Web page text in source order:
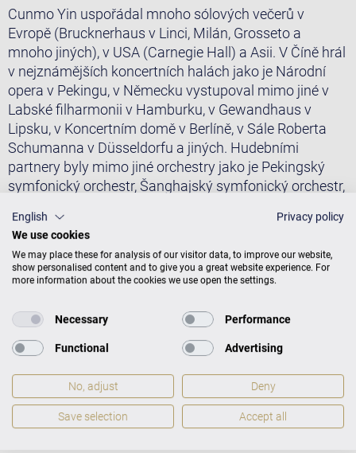
Cunmo Yin uspořádal mnoho sólových večerů v
Evropě (Brucknerhaus v Linci, Milán, Grosseto a
mnoho jiných), v USA (Carnegie Hall) a Asii. V Číně hrál
v nejznámějších koncertních halách jako je Národní
opera v Pekingu, v Německu vystupoval mimo jiné v
Labské filharmonii v Hamburku, v Gewandhaus v
Lipsku, v Koncertním domě v Berlíně, v Sále Roberta
Schumanna v Düsseldorfu a jiných. Hudebními
partnery byly mimo jiné orchestry jako je Pekingský
symfonický orchestr, Šanghajský symfonický orchestr,
filharmonie v Bonnu a Izraelský filharmonický orchestr.
Cunmo Yin úspěšně ukončil v roce 2022 u profesora
Gerrita Zitterbarta studium v sólové třídě.
pro hudbu, divadlo a média v Hannoveru.
Fotografie: © Dan Hannen
English
Privacy policy
We use cookies
We may place these for analysis of our visitor data, to improve our website,
show personalised content and to give you a great website experience. For
more information about the cookies we use open the settings.
Necessary Performance
Functional Advertising
No, adjust Deny
Save selection Accept all